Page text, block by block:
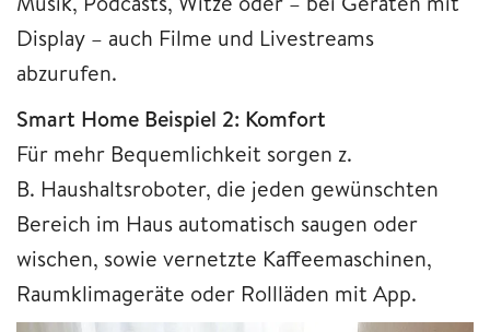
Display – auch Filme und Livestreams
abzurufen.
Smart Home Beispiel 2: Komfort
Für mehr Bequemlichkeit sorgen z.
B. Haushaltsroboter, die jeden gewünschten
Bereich im Haus automatisch saugen oder
wischen, sowie vernetzte Kaffeemaschinen,
Raumklimageräte oder Rollläden mit App.